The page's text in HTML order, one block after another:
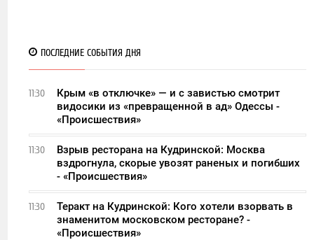
ПОСЛЕДНИЕ СОБЫТИЯ ДНЯ
11:30
Крым «в отключке» — и с завистью смотрит
видосики из «превращенной в ад» Одессы -
«Происшествия»
11:30
Взрыв ресторана на Кудринской: Москва
вздрогнула, скорые увозят раненых и погибших
- «Происшествия»
11:30
Теракт на Кудринской: Кого хотели взорвать в
знаменитом московском ресторане? -
«Происшествия»